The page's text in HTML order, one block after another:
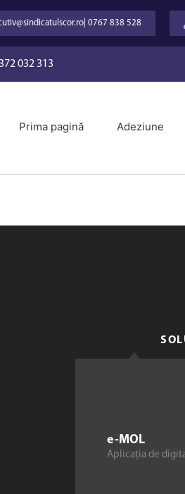
| 0767 838 528
032 313
Prima pagină Adeziune
e-MOL
Aplicația de